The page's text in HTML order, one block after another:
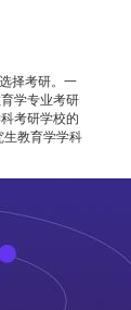
择考研。一
学专业考研
考研学校的
教育学学科